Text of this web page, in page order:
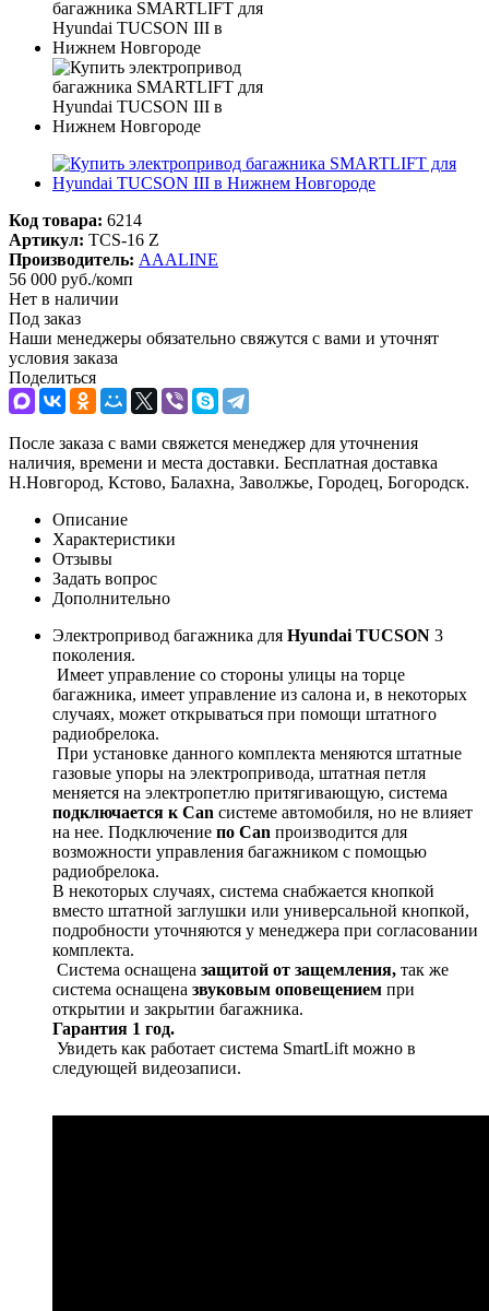
Код товара: 6214
Артикул: TCS-16 Z
Производитель: AAALINE
56 000 руб./комп
Нет в наличии
Под заказ
Наши менеджеры обязательно свяжутся с вами и уточнят
условия заказа
Поделиться
После заказа с вами свяжется менеджер для уточнения
наличия, времени и места доставки. Бесплатная доставка
Н.Новгород, Кстово, Балахна, Заволжье, Городец, Богородск.
Описание
Характеристики
Отзывы
Задать вопрос
Дополнительно
Электропривод багажника для Hyundai TUCSON 3
поколения.
Имеет управление со стороны улицы на торце
багажника, имеет управление из салона и, в некоторых
случаях, может открываться при помощи штатного
радиобрелока.
При установке данного комплекта меняются штатные
газовые упоры на электропривода, штатная петля
меняется на электропетлю притягивающую, система
подключается к Can системе автомобиля, но не влияет
на нее. Подключение по Can производится для
возможности управления багажником с помощью
радиобрелока.
В некоторых случаях, система снабжается кнопкой
вместо штатной заглушки или универсальной кнопкой,
подробности уточняются у менеджера при согласовании
комплекта.
Система оснащена защитой от защемления, так же
система оснащена звуковым оповещением при
открытии и закрытии багажника.
Гарантия 1 год.
Увидеть как работает система SmartLift можно в
следующей видеозаписи.